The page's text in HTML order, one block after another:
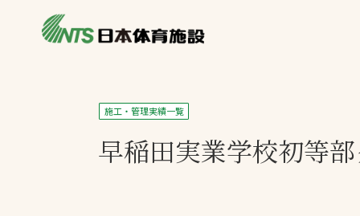
ニュース
ライブラリ
一覧を見る
施工・管理実績一覧
早稲田実業学校初等